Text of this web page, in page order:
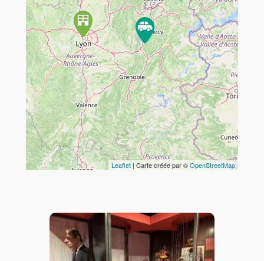
Travelers' Map is loading...
If you see this after your page is
loaded completely, leafletJS files
are missing.
Leaflet | Carte créée par ©OpenStreetMap